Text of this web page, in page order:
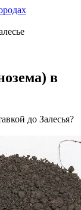
в
до Залесья?